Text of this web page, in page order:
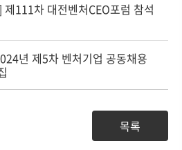
111차 대전벤처CEO포럼 참석
년 제5차 벤처기업 공동채용
목록